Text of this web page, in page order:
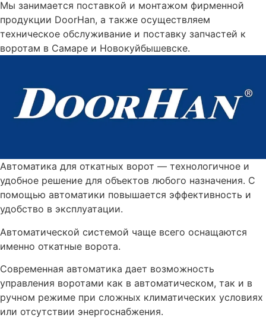
Мы занимается поставкой и монтажом фирменной
продукции DoorHan, а также осуществляем
техническое обслуживание и поставку запчастей к
воротам в Самаре и Новокуйбышевске.
Автоматика для откатных ворот — технологичное и
удобное решение для объектов любого назначения. С
помощью автоматики повышается эффективность и
удобство в эксплуатации.
Автоматической системой чаще всего оснащаются
именно откатные ворота.
Современная автоматика дает возможность
управления воротами как в автоматическом, так и в
ручном режиме при сложных климатических условиях
или отсутствии энергоснабжения.